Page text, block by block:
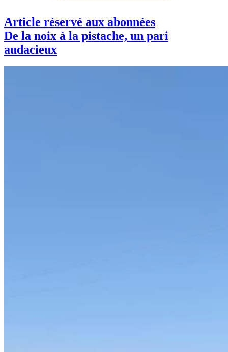
Article réservé aux abonnées
De la noix à la pistache, un pari
audacieux